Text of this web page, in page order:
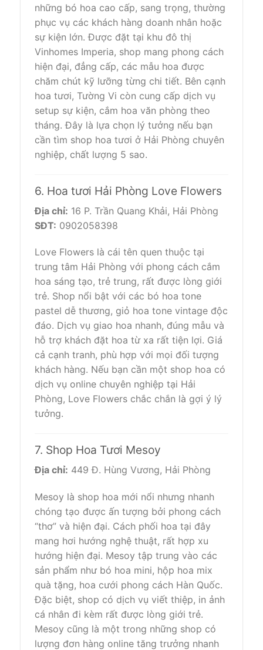
những bó hoa cao cấp, sang trọng, thường
phục vụ các khách hàng doanh nhân hoặc
sự kiện lớn. Được đặt tại khu đô thị
Vinhomes Imperia, shop mang phong cách
hiện đại, đẳng cấp, các mẫu hoa được
chăm chút kỹ lưỡng từng chi tiết. Bên cạnh
hoa tươi, Tường Vi còn cung cấp dịch vụ
setup sự kiện, cắm hoa văn phòng theo
tháng. Đây là lựa chọn lý tưởng nếu bạn
cần tìm shop hoa tươi ở Hải Phòng chuyên
nghiệp, chất lượng 5 sao.
6. Hoa tươi Hải Phòng Love Flowers
Địa chỉ: 16 P. Trần Quang Khải, Hải Phòng
SĐT: 0902058398
Love Flowers là cái tên quen thuộc tại
trung tâm Hải Phòng với phong cách cắm
hoa sáng tạo, trẻ trung, rất được lòng giới
trẻ. Shop nổi bật với các bó hoa tone
pastel dễ thương, giỏ hoa tone vintage độc
đáo. Dịch vụ giao hoa nhanh, đúng mẫu và
hỗ trợ khách đặt hoa từ xa rất tiện lợi. Giá
cả cạnh tranh, phù hợp với mọi đối tượng
khách hàng. Nếu bạn cần một shop hoa có
dịch vụ online chuyên nghiệp tại Hải
Phòng, Love Flowers chắc chắn là gợi ý lý
tưởng.
7. Shop Hoa Tươi Mesoy
Địa chỉ: 449 Đ. Hùng Vương, Hải Phòng
Mesoy là shop hoa mới nổi nhưng nhanh
chóng tạo được ấn tượng bởi phong cách
“thơ” và hiện đại. Cách phối hoa tại đây
mang hơi hướng nghệ thuật, rất hợp xu
hướng hiện đại. Mesoy tập trung vào các
sản phẩm như bó hoa mini, hộp hoa mix
quà tặng, hoa cưới phong cách Hàn Quốc.
Đặc biệt, shop có dịch vụ viết thiệp, in ảnh
cá nhân đi kèm rất được lòng giới trẻ.
Mesoy cũng là một trong những shop có
lượng đơn hàng online tăng trưởng nhanh